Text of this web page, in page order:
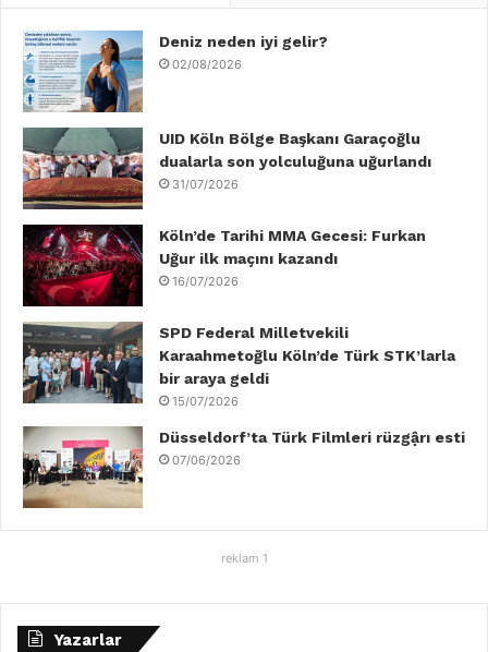
b
o
o
k
t
r
e
I
n
u
e
r
Deniz neden iyi gelir?
02/08/2026
UID Köln Bölge Başkanı Garaçoğlu
dualarla son yolculuğuna uğurlandı
31/07/2026
Köln’de Tarihi MMA Gecesi: Furkan
Uğur ilk maçını kazandı
16/07/2026
SPD Federal Milletvekili
Karaahmetoğlu Köln’de Türk STK’larla
bir araya geldi
15/07/2026
Düsseldorf’ta Türk Filmleri rüzgậrı esti
07/06/2026
reklam 1
Yazarlar